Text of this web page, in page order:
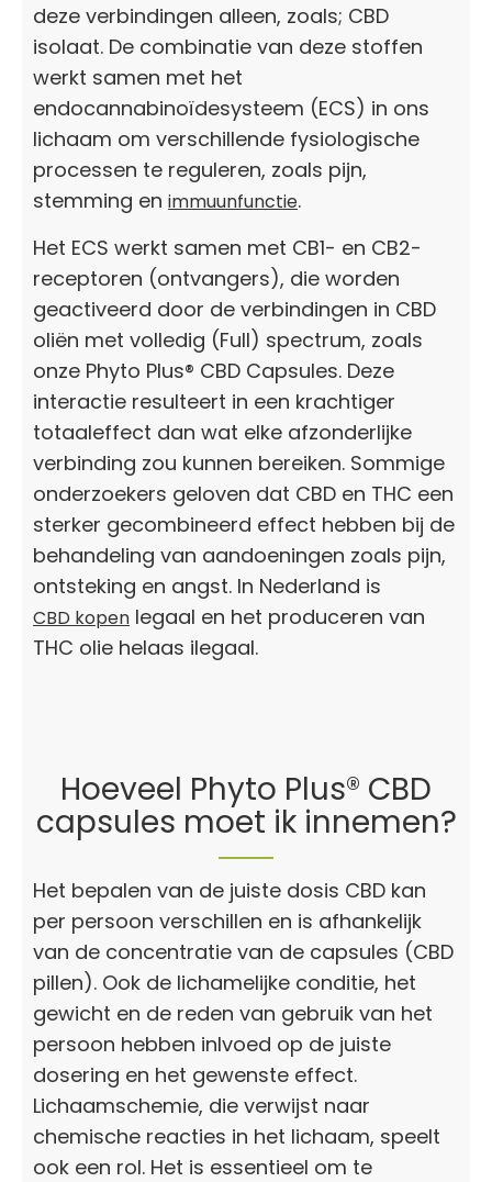
deze verbindingen alleen, zoals; CBD
isolaat. De combinatie van deze stoffen
werkt samen met het
endocannabinoïdesysteem (ECS) in ons
lichaam om verschillende fysiologische
processen te reguleren, zoals pijn,
stemming en immuunfunctie.
Het ECS werkt samen met CB1- en CB2-
receptoren (ontvangers), die worden
geactiveerd door de verbindingen in CBD
oliën met volledig (Full) spectrum, zoals
onze Phyto Plus® CBD Capsules. Deze
interactie resulteert in een krachtiger
totaaleffect dan wat elke afzonderlijke
verbinding zou kunnen bereiken. Sommige
onderzoekers geloven dat CBD en THC een
sterker gecombineerd effect hebben bij de
behandeling van aandoeningen zoals pijn,
ontsteking en angst. In Nederland is
CBD kopen legaal en het produceren van
THC olie helaas ilegaal.
Hoeveel Phyto Plus® CBD
capsules moet ik innemen?
Het bepalen van de juiste dosis CBD kan
per persoon verschillen en is afhankelijk
van de concentratie van de capsules (CBD
pillen). Ook de lichamelijke conditie, het
gewicht en de reden van gebruik van het
persoon hebben inlvoed op de juiste
dosering en het gewenste effect.
Lichaamschemie, die verwijst naar
chemische reacties in het lichaam, speelt
ook een rol. Het is essentieel om te